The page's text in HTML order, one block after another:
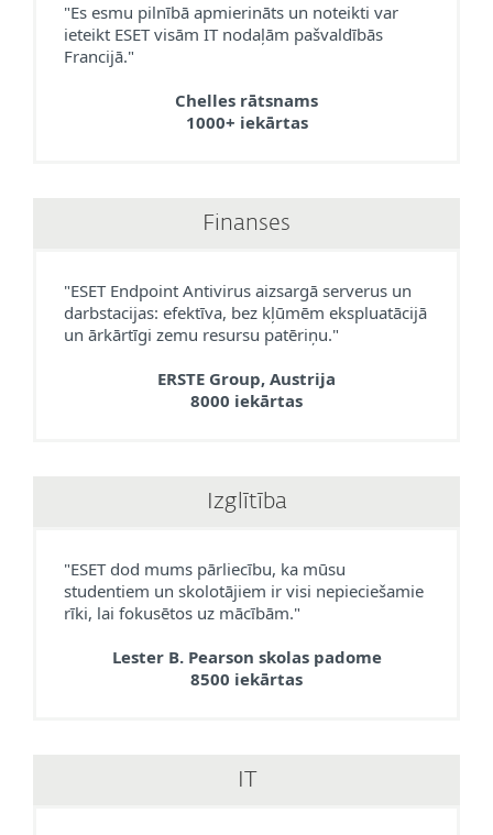
"Es esmu pilnībā apmierināts un noteikti var
ieteikt ESET visām IT nodaļām pašvaldībās
Francijā."
Chelles rātsnams
1000+ iekārtas
Finanses
"ESET Endpoint Antivirus aizsargā serverus un
darbstacijas: efektīva, bez kļūmēm ekspluatācijā
un ārkārtīgi zemu resursu patēriņu."
ERSTE Group, Austrija
8000 iekārtas
Izglītība
"ESET dod mums pārliecību, ka mūsu
studentiem un skolotājiem ir visi nepieciešamie
rīki, lai fokusētos uz mācībām."
Lester B. Pearson skolas padome
8500 iekārtas